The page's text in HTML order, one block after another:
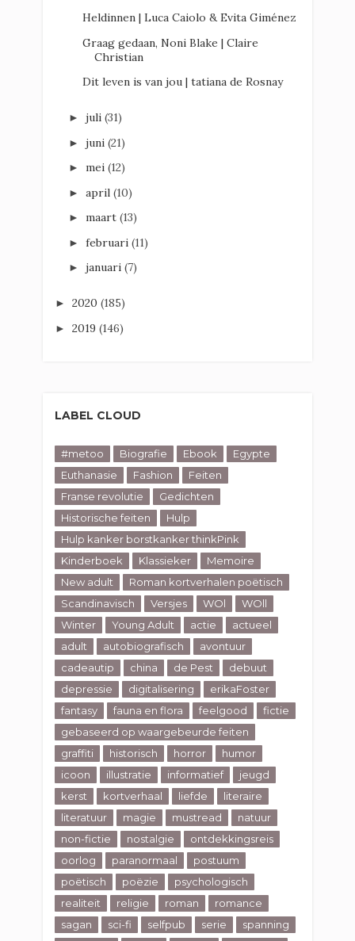
Heldinnen | Luca Caiolo & Evita Giménez
Graag gedaan, Noni Blake | Claire
Christian
Dit leven is van jou | tatiana de Rosnay
► juli (31)
► juni (21)
► mei (12)
► april (10)
► maart (13)
► februari (11)
► januari (7)
► 2020 (185)
► 2019 (146)
LABEL CLOUD
#metoo Biografie Ebook
Egypte
Euthanasie
Fashion
Feiten
Franse revolutie
Gedichten
Historische feiten
Hulp
Hulp kanker borstkanker thinkPink
Kinderboek
Klassieker
Memoire
New adult
Roman kortverhalen poëtisch
Scandinavisch
Versjes WOl
WOll
Winter
Young Adult actie
actueel
adult
autobiografisch
avontuur
cadeautip
china de Pest
debuut
depressie
digitalisering
erikaFoster
fantasy
fauna en flora feelgood
fictie
gebaseerd op waargebeurde feiten
graffiti
historisch horror
humor
icoon
illustratie informatief
jeugd
kerst
kortverhaal liefde
literaire
literatuur
magie mustread
natuur
non-fictie
nostalgie
ontdekkingsreis
oorlog
paranormaal
postuum
poëtisch
poëzie
psychologisch
realiteit
religie roman
romance
sagan
sci-fi selfpub serie
spanning